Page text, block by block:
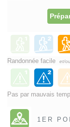
Randonnée facile et/
Pas par mauvais
1ER